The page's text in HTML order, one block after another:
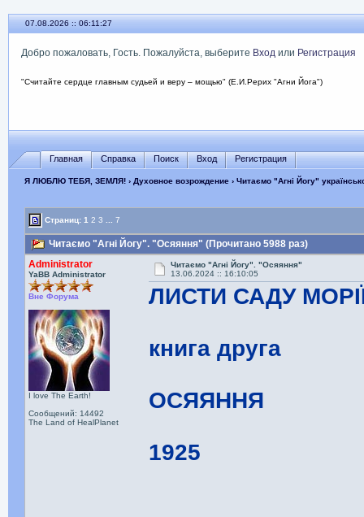
07.08.2026 :: 06:11:28
Добро пожаловать, Гость. Пожалуйста, выберите Входили Регистрация
"Считайте сердце главным судьей и веру – мощью" (Е.И.Рерих "Агни Йога")
Главная Справка Поиск Вход Регистрация
Я ЛЮБЛЮ ТЕБЯ, ЗЕМЛЯ!› Духовное возрождение› Читаємо "Агні Йогу"
Страниц:1 2 3 7
Читаємо "Агні Йогу". "Осяяння" (Прочитано 5988 раз)
Administrator
YaBB Administrator
Вне Форума
I love The Earth!
Сообщений: 14492
The Land of HealPlanet
Читаємо "Агні Йогу". "Осяяння"
13.06.2024 :: 16:10:05
ЛИСТИ САДУ
книга друга
ОСЯЯННЯ
1925